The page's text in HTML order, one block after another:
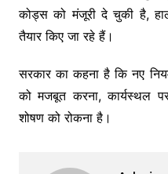
कोड्स को मंजूरी दे चुकी है,
तैयार किए जा रहे हैं।
सरकार का कहना है कि नए
को मजबूत करना, कार्यस्थल
शोषण को रोकना है।